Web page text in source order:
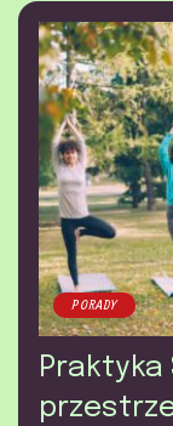
PORADY
Praktyka